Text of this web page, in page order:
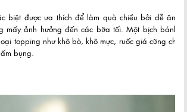
biệt được ưa thích để làm quà chiều bởi dễ ăn,
mấy ảnh hưởng đến các bữa tối. Một bịch bánh
topping như khô bò, khô mực, ruốc giá cũng chỉ
bụng.